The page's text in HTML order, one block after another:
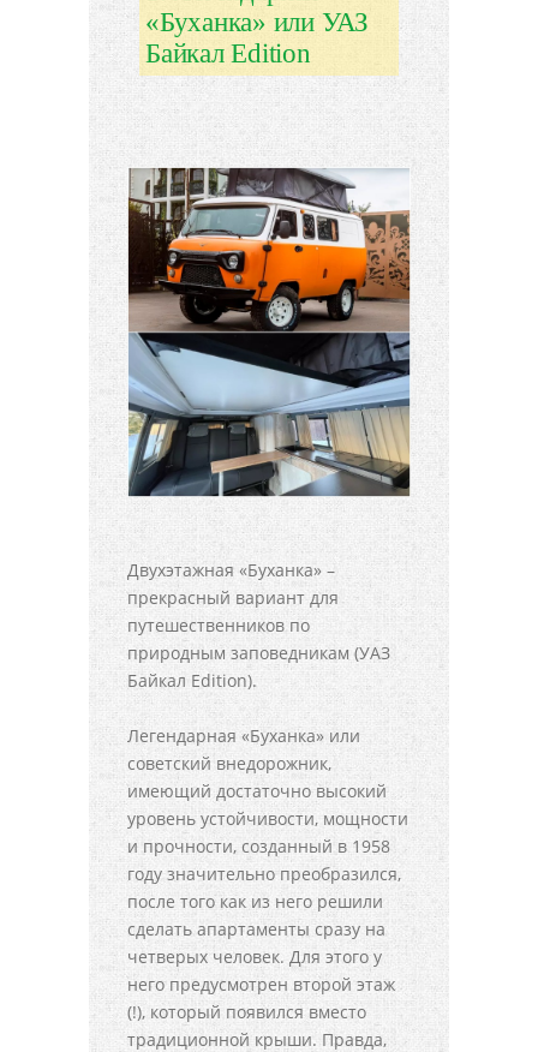
«Буханка» или УАЗ
Байкал Edition
Двухэтажная «Буханка» –
прекрасный вариант для
путешественников по
природным заповедникам (УАЗ
Байкал Edition).
Легендарная «Буханка» или
советский внедорожник,
имеющий достаточно высокий
уровень устойчивости, мощности
и прочности, созданный в 1958
году значительно преобразился,
после того как из него решили
сделать апартаменты сразу на
четверых человек. Для этого у
него предусмотрен второй этаж
(!), который появился вместо
традиционной крыши. Правда,